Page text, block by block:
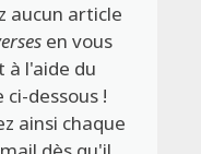
aucun article
en vous
à l'aide du
dessous !
ainsi chaque